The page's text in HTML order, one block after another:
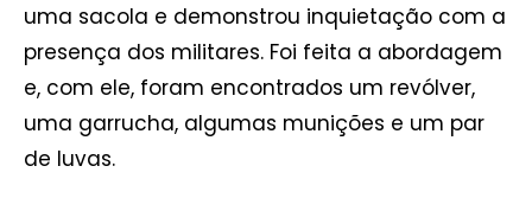
uma sacola e demonstrou inquietação com a
presença dos militares. Foi feita a abordagem
e, com ele, foram encontrados um revólver,
uma garrucha, algumas munições e um par
de luvas.